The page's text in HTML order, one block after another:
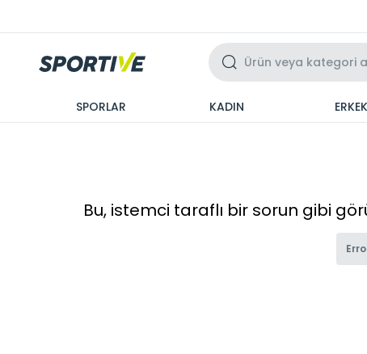
SPORLAR KADIN ERKEK
Bu, istemci taraflı bir sorun gibi